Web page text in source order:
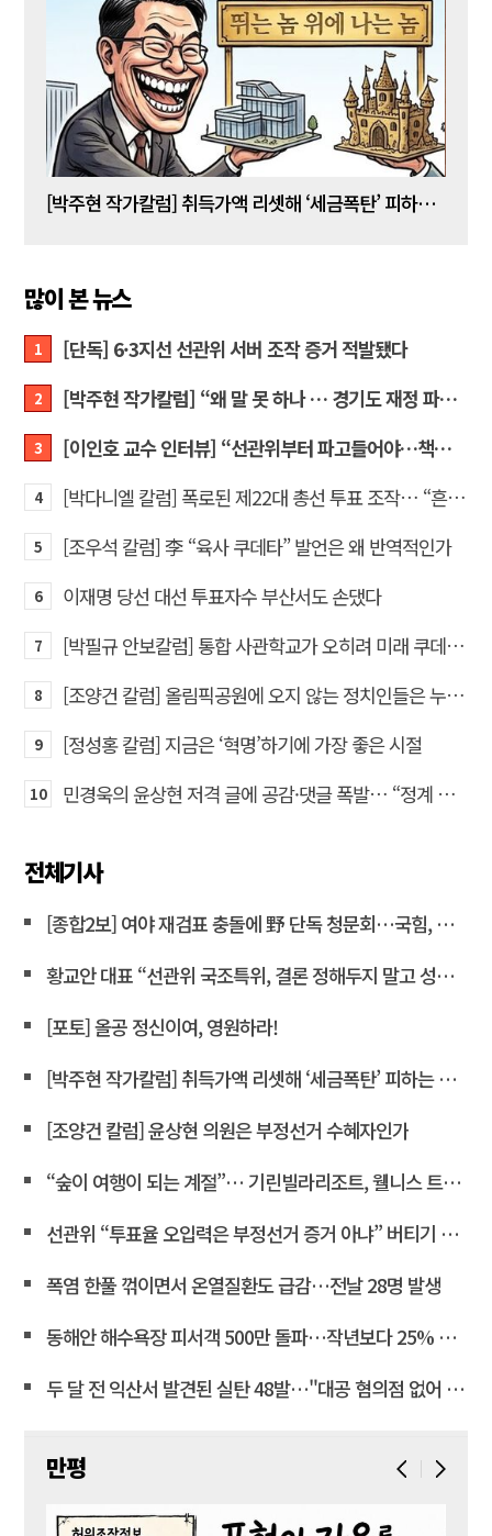
[박주현 작가칼럼] 취득가액 리셋해 ‘세금폭탄’ 피하는 강남 주택 보유자들… “이것은 국가 주도 상식 붕괴 현장”
많이 본 뉴스
1 [단독] 6·3지선 선관위 서버 조작 증거 적발됐다
2 [박주현 작가칼럼] “왜 말 못 하나 … 경기도 재정 파탄의 진짜 원인을”
3 [이인호 교수 인터뷰] “선관위부터 파고들어야…책임자 직접 고발하라”
4 [박다니엘 칼럼] 폭로된 제22대 총선 투표 조작… “흔들리는 가짜 국회의원들”
5 [조우석 칼럼] 李 “육사 쿠데타” 발언은 왜 반역적인가
6 이재명 당선 대선 투표자수 부산서도 손댔다
7 [박필규 안보칼럼] 통합 사관학교가 오히려 미래 쿠데타의 통로가 되는 이유
8 [조양건 칼럼] 올림픽공원에 오지 않는 정치인들은 누구인가
9 [정성홍 칼럼] 지금은 ‘혁명’하기에 가장 좋은 시절
10 민경욱의 윤상현 저격 글에 공감·댓글 폭발… “정계 퇴출” 목소리도
전체기사
[종합2보] 여야 재검표 충돌에 野 단독 청문회…국힘, 전산조작 질타<연합뉴스>
황교안 대표 “선관위 국조특위, 결론 정해두지 말고 성역 없이 파헤쳐라”
[포토] 올공 정신이여, 영원하라!
[박주현 작가칼럼] 취득가액 리셋해 ‘세금폭탄’ 피하는 강남 주택 보유자들… “이것은 국가 주도 상식 붕괴 현장”
[조양건 칼럼] 윤상현 의원은 부정선거 수혜자인가
“숲이 여행이 되는 계절”… 기린빌라리조트, 웰니스 트래킹 패키지 운영
선관위 “투표율 오입력은 부정선거 증거 아냐” 버티기 작전에 국민 공분
폭염 한풀 꺾이면서 온열질환도 급감…전날 28명 발생
동해안 해수욕장 피서객 500만 돌파…작년보다 25% 급감
두 달 전 익산서 발견된 실탄 48발…"대공 혐의점 없어 폐기"
만평